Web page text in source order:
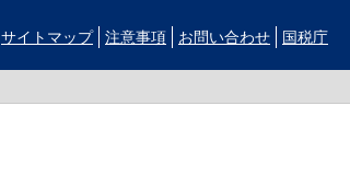
サイトマップ 注意事項 お問い合わせ 国税庁